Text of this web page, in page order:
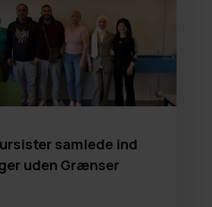
samlede ind
uden Grænser